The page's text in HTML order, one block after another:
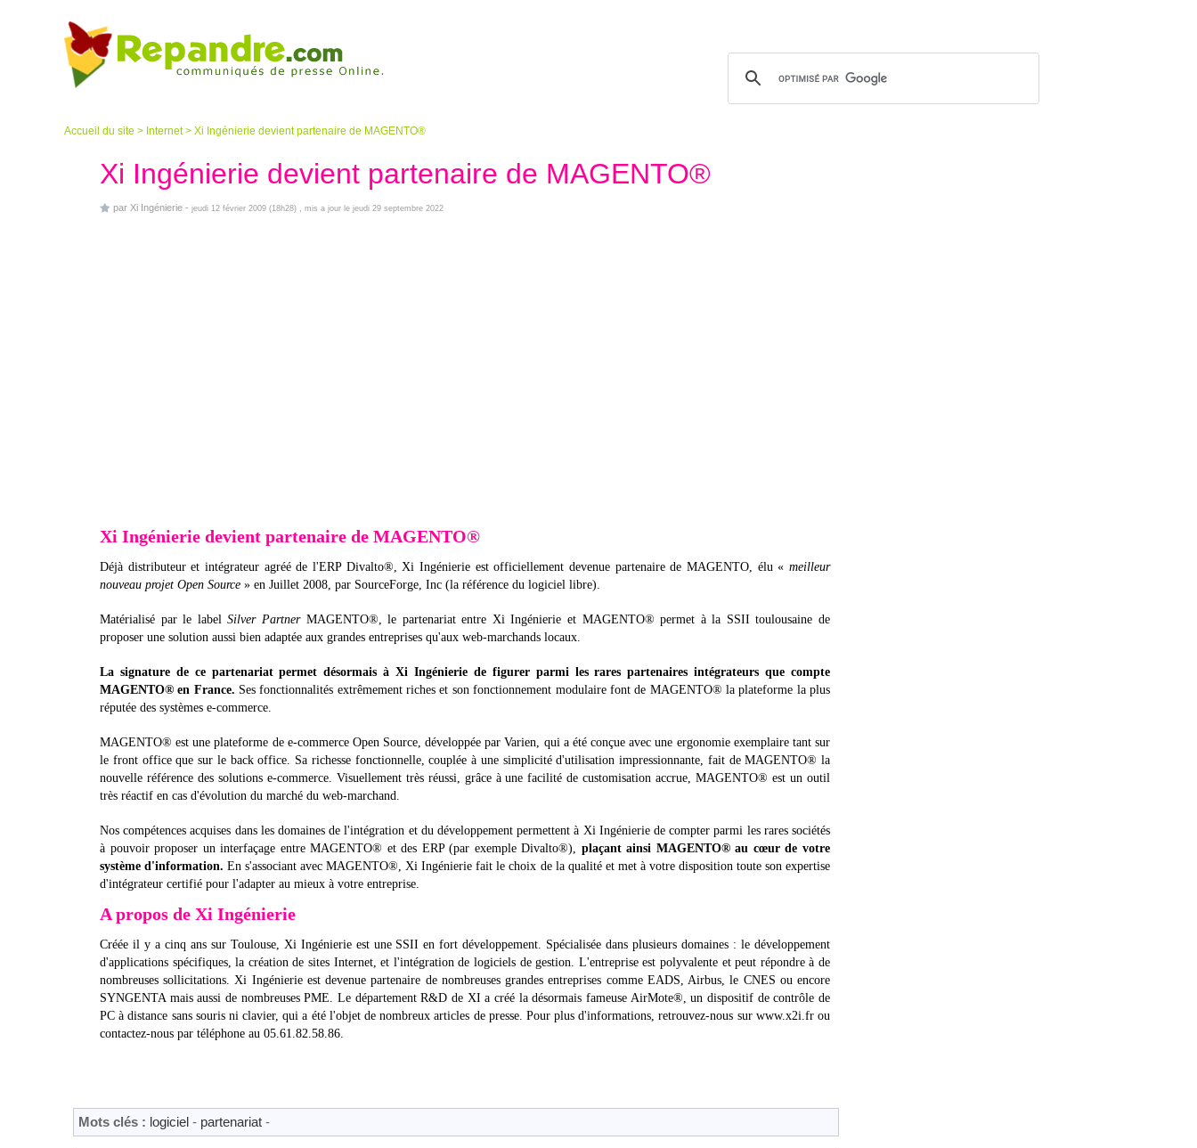
Accueil du site > Internet> Xi Ingénierie devient partenaire de MAGENTO®
Xi Ingénierie devient partenaire de MAGENTO®
par Xi Ingénierie - jeudi 12 février 2009 (18h28) , mis a jour le jeudi 29 septembre 2022
Xi Ingénierie devient partenaire de MAGENTO®
Déjà distributeur et intégrateur agréé de l'ERP Divalto®, Xi Ingénierie est officiellement devenue partenaire de MAGENTO, élu « meilleur
nouveau projet Open Source » en Juillet 2008, par SourceForge, Inc (la référence du logiciel libre).
Matérialisé par le labelSilver PartnerMAGENTO®, le partenariat entre Xi Ingénierie et MAGENTO® permet à la SSII toulousaine de
proposer une solution aussi bien adaptée aux grandes entreprises qu'aux web-marchands locaux.
La signature de ce partenariat permet désormais à Xi Ingénierie de figurer parmi les rares partenaires intégrateurs que compte
MAGENTO® en France. Ses fonctionnalités extrêmement riches et son fonctionnement modulaire font de MAGENTO® la plateforme la plus
réputée des systèmes e-commerce.
MAGENTO® est une plateforme de e-commerce Open Source, développée par Varien, qui a été conçue avec une ergonomie exemplaire tant sur
le front office que sur le back office. Sa richesse fonctionnelle, couplée à une simplicité d'utilisation impressionnante, fait de MAGENTO® la
nouvelle référence des solutions e-commerce. Visuellement très réussi, grâce à une facilité de customisation accrue, MAGENTO® est un outil
très réactif en cas d'évolution du marché du web-marchand.
Nos compétences acquises dans les domaines de l'intégration et du développement permettent à Xi Ingénierie de compter parmi les rares sociétés
à pouvoir proposer un interfaçage entre MAGENTO® et des ERP (par exemple Divalto®), plaçant ainsi MAGENTO® au cœur de votre
système d'information. En s'associant avec MAGENTO®, Xi Ingénierie fait le choix de la qualité et met à votre disposition toute son expertise
d'intégrateur certifié pour l'adapter au mieux à votre entreprise.
A propos de Xi Ingénierie
Créée il y a cinq ans sur Toulouse, Xi Ingénierie est une SSII en fort développement. Spécialisée dans plusieurs domaines : le développement
d'applications spécifiques, la création de sites Internet, et l'intégration de logiciels de gestion. L'entreprise est polyvalente et peut répondre à de
nombreuses sollicitations. Xi Ingénierie est devenue partenaire de nombreuses grandes entreprises comme EADS, Airbus, le CNES ou encore
SYNGENTA mais aussi de nombreuses PME. Le département R&D de XI a créé la désormais fameuse AirMote®, un dispositif de contrôle de
PC à distance sans souris ni clavier, qui a été l'objet de nombreux articles de presse. Pour plus d'informations, retrouvez-nous sur www.x2i.fr ou
contactez-nous par téléphone au 05.61.82.58.86.
Mots clés : logiciel - partenariat -